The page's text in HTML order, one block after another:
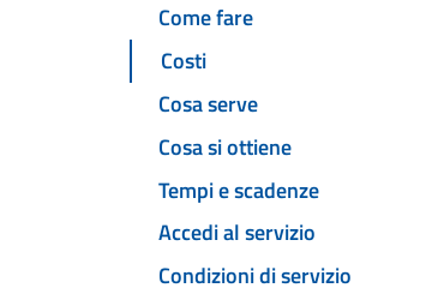
Come fare
Costi
Cosa serve
Cosa si ottiene
Tempi e scadenze
Accedi al servizio
Condizioni di servizio